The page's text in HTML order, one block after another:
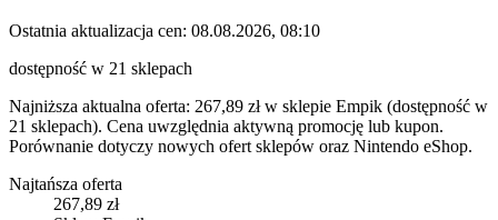
Ostatnia aktualizacja cen: 08.08.2026, 08:10
dostępność w 21 sklepach
Najniższa aktualna oferta: 267,89 zł w sklepie Empik (dostępność w
21 sklepach). Cena uwzględnia aktywną promocję lub kupon.
Porównanie dotyczy nowych ofert sklepów oraz Nintendo eShop.
Najtańsza oferta
267,89 zł